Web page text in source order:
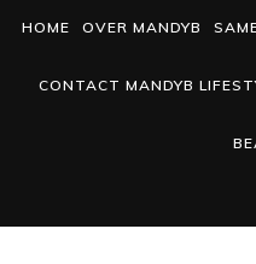
HOME OVER MANDYB
CONTACT MANDYB